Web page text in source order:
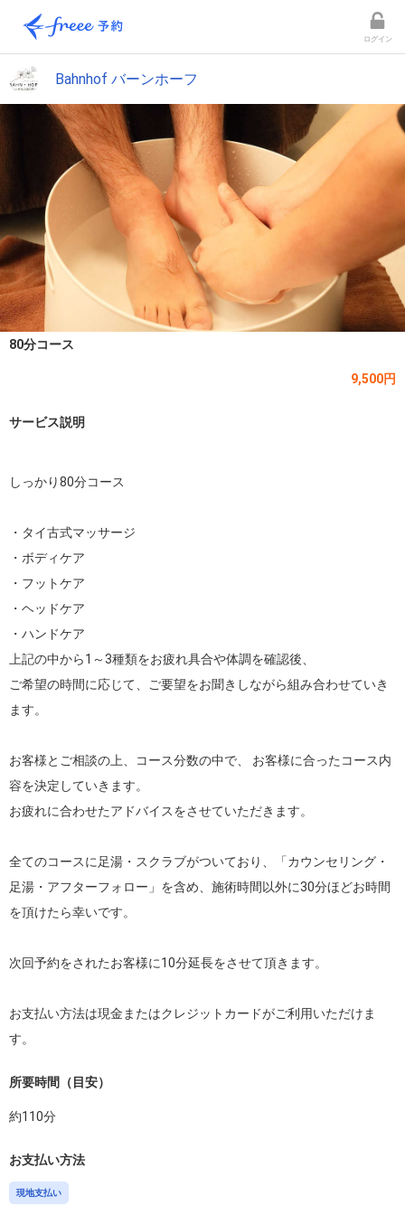
ログイン
Bahnhof バーンホーフ
80分コース
9,500円
サービス説明
しっかり80分コース
・タイ古式マッサージ
・ボディケア
・フットケア
・ヘッドケア
・ハンドケア
上記の中から1～3種類をお疲れ具合や体調を確認後、
ご希望の時間に応じて、ご要望をお聞きしながら組み合わせていき
ます。
お客様とご相談の上、コース分数の中で、 お客様に合ったコース内
容を決定していきます。
お疲れに合わせたアドバイスをさせていただきます。
全てのコースに足湯・スクラブがついており、「カウンセリング・
足湯・アフターフォロー」を含め、施術時間以外に30分ほどお時間
を頂けたら幸いです。
次回予約をされたお客様に10分延長をさせて頂きます。
お支払い方法は現金またはクレジットカードがご利用いただけま
す。
所要時間（目安）
約110分
お支払い方法
現地支払い